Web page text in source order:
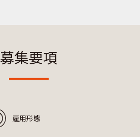
募集要項
雇用形態